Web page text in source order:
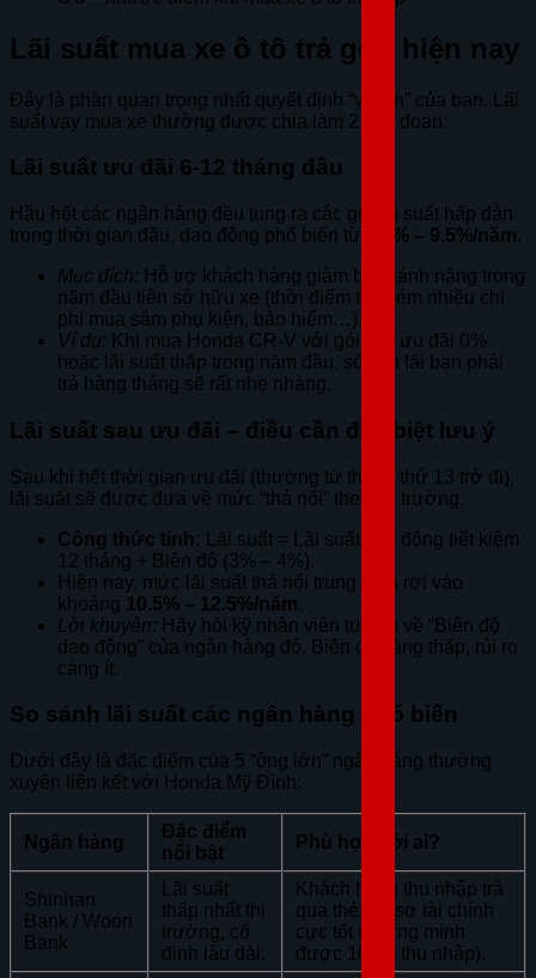
Lãi suất mua xe ô tô trả góp hiện nay
Đây là phần quan trọng nhất quyết định “ví tiền” của bạn. Lãi
suất vay mua xe thường được chia làm 2 giai đoạn:
Lãi suất ưu đãi 6-12 tháng đầu
Hầu hết các ngân hàng đều tung ra các gói lãi suất hấp dẫn
trong thời gian đầu, dao động phổ biến từ
6.5% – 9.5%/năm.
Mục đích: Hỗ trợ khách hàng giảm bớt gánh nặng trong
năm đầu tiên sở hữu xe (thời điểm tốn kém nhiều chi
phí mua sắm phụ kiện, bảo hiểm…).
Ví dụ: Khi mua Honda CR-V với gói vay ưu đãi 0%
hoặc lãi suất thấp trong năm đầu, số tiền lãi bạn phải
trả hàng tháng sẽ rất nhẹ nhàng.
Lãi suất sau ưu đãi – điều cần đặc biệt lưu ý
Sau khi hết thời gian ưu đãi (thường từ tháng thứ 13 trở đi),
lãi suất sẽ được đưa về mức “thả nổi” theo thị trường.
Công thức tính: Lãi suất = Lãi suất huy động tiết kiệm
12 tháng + Biên độ (3% – 4%).
Hiện nay, mức lãi suất thả nổi trung bình rơi vào
khoảng 10.5% – 12.5%/năm.
Lời khuyên: Hãy hỏi kỹ nhân viên tư vấn về “Biên độ
dao động” của ngân hàng đó. Biên độ càng thấp, rủi ro
càng ít.
So sánh lãi suất các ngân hàng phổ biến
Dưới đây là đặc điểm của 5 “ông lớn” ngân hàng thường
xuyên liên kết với Honda Mỹ Đình:
Ngân hàng
Đặc điểm
nổi bật
Phù hợp với ai?
Shinhan
Bank / Woori
Bank
Lãi suất
thấp nhất thị
trường, cố
định lâu dài.
Khách hàng thu nhập trả
qua thẻ, hồ sơ tài chính
cực tốt (chứng minh
được 100% thu nhập).